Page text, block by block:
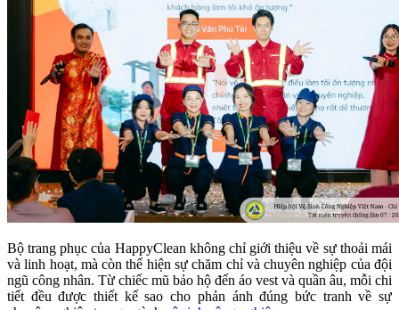
Bộ trang phục của HappyClean không chỉ giới thiệu về sự thoải mái
và linh hoạt, mà còn thể hiện sự chăm chỉ và chuyên nghiệp của đội
ngũ công nhân. Từ chiếc mũ bảo hộ đến áo vest và quần âu, mỗi chi
tiết đều được thiết kế sao cho phản ánh đúng bức tranh về sự